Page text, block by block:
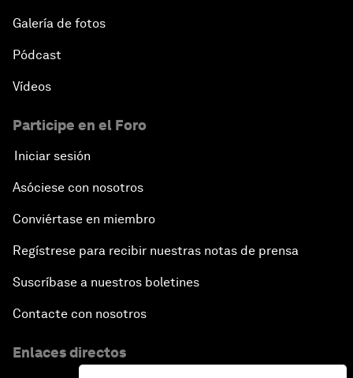
Galería de fotos
Pódcast
Vídeos
Participe en el Foro
Iniciar sesión
Asóciese con nosotros
Conviértase en miembro
Regístrese para recibir nuestras notas de prensa
Suscríbase a nuestros boletines
Contacte con nosotros
Enlaces directos